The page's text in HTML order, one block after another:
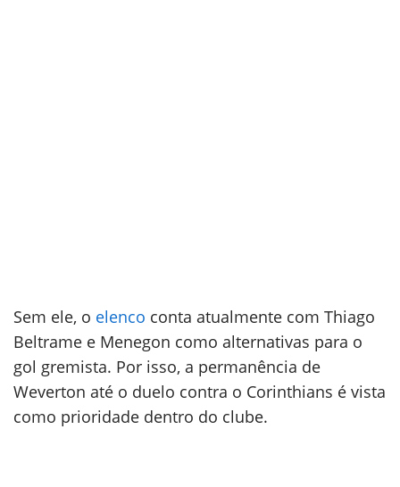
Sem ele, o elenco conta atualmente com Thiago
Beltrame e Menegon como alternativas para o
gol gremista. Por isso, a permanência de
Weverton até o duelo contra o Corinthians é vista
como prioridade dentro do clube.